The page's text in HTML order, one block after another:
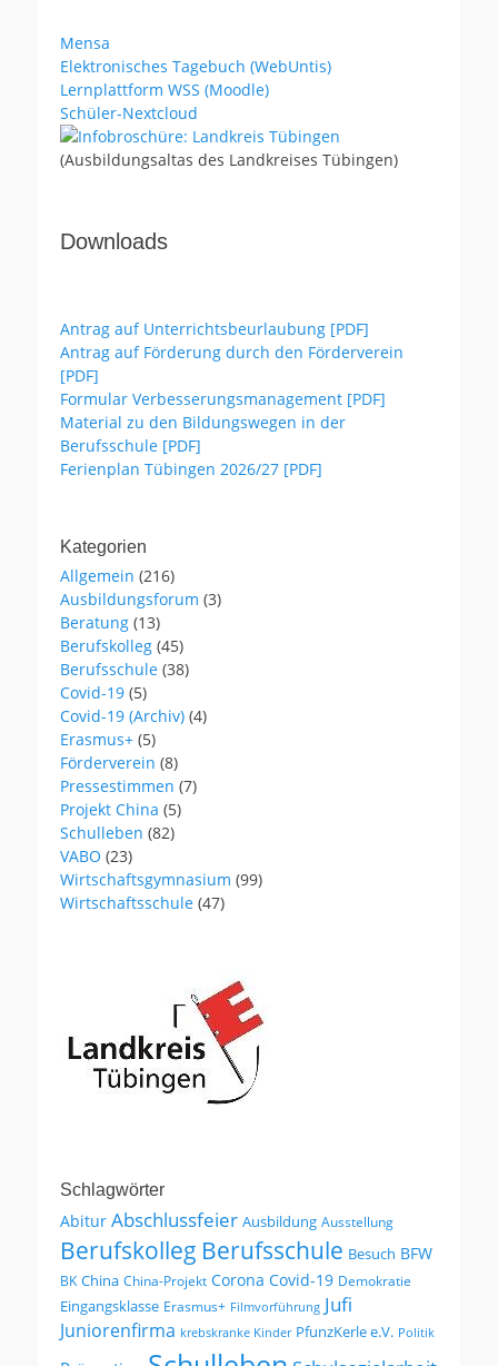
Mensa
Elektronisches Tagebuch (WebUntis)
Lernplattform WSS (Moodle)
Schüler-Nextcloud
(Ausbildungsaltas des Landkreises Tübingen)
Downloads
Antrag auf Unterrichtsbeurlaubung [PDF]
Antrag auf Förderung durch den Förderverein
[PDF]
Formular Verbesserungsmanagement [PDF]
Material zu den Bildungswegen in der
Berufsschule [PDF]
Ferienplan Tübingen 2026/27 [PDF]
Kategorien
Allgemein (216)
Ausbildungsforum (3)
Beratung (13)
Berufskolleg (45)
Berufsschule (38)
Covid-19 (5)
Covid-19 (Archiv) (4)
Erasmus+ (5)
Förderverein (8)
Pressestimmen (7)
Projekt China (5)
Schulleben (82)
VABO (23)
Wirtschaftsgymnasium (99)
Wirtschaftsschule (47)
Schlagwörter
Abitur Abschlussfeier Ausbildung Ausstellung
Berufskolleg Berufsschule Besuch BFW
BK China China-Projekt Corona Covid-19 Demokratie
Eingangsklasse Erasmus+ Filmvorführung Jufi
Juniorenfirma krebskranke Kinder PfunzKerle e.V. Politik